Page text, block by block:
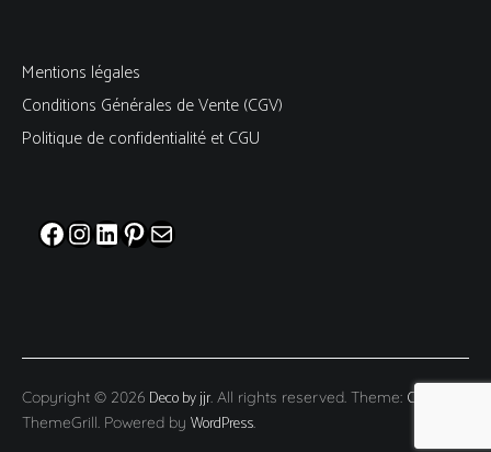
Mentions légales
Conditions Générales de Vente (CGV)
Politique de confidentialité et CGU
Facebook
Instagram
LinkedIn
Pinterest
Copyright © 2026 Deco by jjr. All rights reserved. Theme: Cenote
ThemeGrill. Powered by WordPress.